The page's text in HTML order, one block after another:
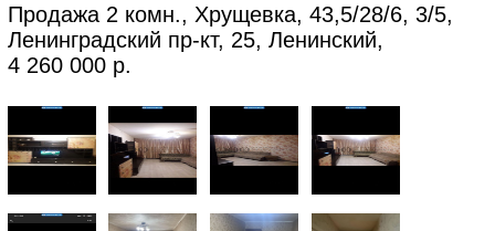
Продажа 2 комн., Хрущевка, 43,5/28/6, 3/5,
Ленинградский пр-кт, 25, Ленинский,
4 260 000 р.